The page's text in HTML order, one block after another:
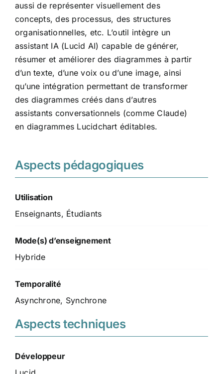
aussi de représenter visuellement des
concepts, des processus, des structures
organisationnelles, etc. L’outil intègre un
assistant IA (Lucid AI) capable de générer,
résumer et améliorer des diagrammes à partir
d’un texte, d’une voix ou d’une image, ainsi
qu’une intégration permettant de transformer
des diagrammes créés dans d’autres
assistants conversationnels (comme Claude)
en diagrammes Lucidchart éditables.
Aspects pédagogiques
Utilisation
Enseignants, Étudiants
Mode(s) d’enseignement
Hybride
Temporalité
Asynchrone, Synchrone
Aspects techniques
Développeur